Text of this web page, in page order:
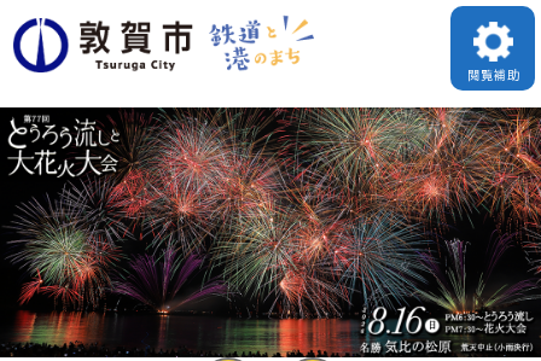
ペ
ー
の
先
頭
で
す
。
閲覧補助